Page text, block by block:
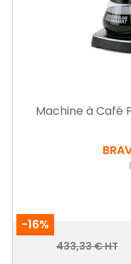
Machine à Café
-16%
Prix
Prix
433,33 € HT